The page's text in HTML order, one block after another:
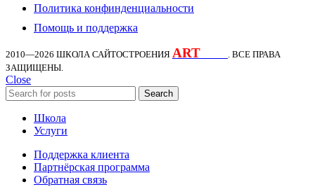
Политика конфинденциальности
Помощь и поддержка
2010—2026 ШКОЛА САЙТОСТРОЕНИЯ ART
. ВСЕ ПРАВА
ЗАЩИЩЕНЫ.
Close
Search
Школа
Услуги
Поддержка клиента
Партнёрская программа
Обратная связь